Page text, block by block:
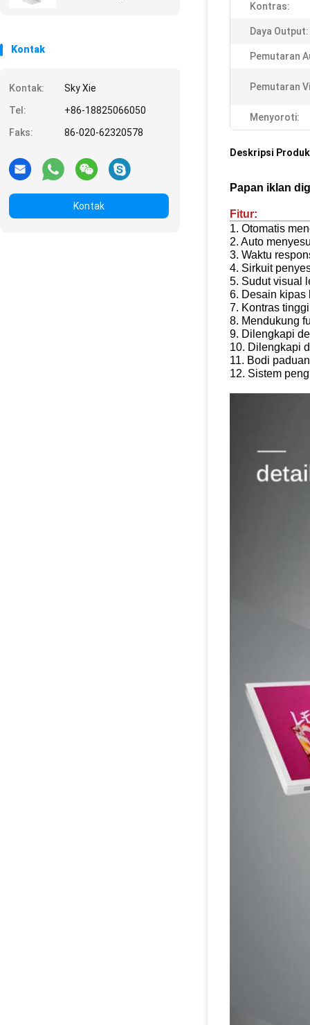
Kontak
Kontak:
Sky Xie
Tel:
+86-18825066050
Faks:
86-020-62320578
Kontak
Kontras:
Daya Output:
Pemutaran
Pemutaran
Menyoroti:
Deskripsi Produk
Papan iklan
Fitur:
1. Otomatis
2. Auto
3. Waktu
4. Sirkuit
5. Sudut visual
6. Desain kipas
7. Kontras
8. Mendukung
9. Dilengkapi
10. Dilengkapi
11. Bodi
12. Sistem